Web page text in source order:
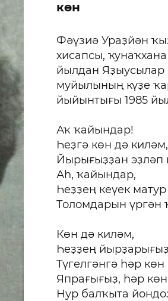
көн
Фәүзиә Ураҙйән
хисапсы,
йылдан Яҙыусылар
муйылының күҙе
йыйынтығы 1985
Аҡ ҡайындар!
Һеҙгә көн дә киләм,
Йырығыҙҙан эҙләп
Аһ, ҡайындар,
Һеҙҙең кеүек матур
Толомдарын үргән
Көн дә киләм,
Һеҙҙең йырҙарығыҙ
Түгелгәнгә һәр
Япрағығыҙ, һәр
Нур балҡыта